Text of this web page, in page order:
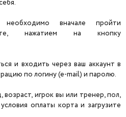
вначале пройти
нажатием на кнопку
и входить через ваш аккаунт в
по логину (e-mail) и паролю.
игрок вы или тренер, пол,
оплаты корта и загрузите